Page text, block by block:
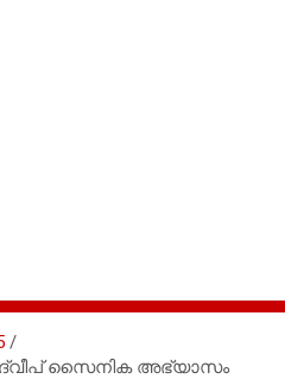
സൈനിക അഭ്യാസം